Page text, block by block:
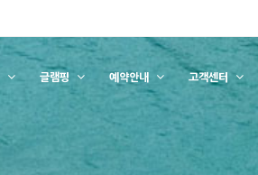
글램핑 예약안내 고객센터